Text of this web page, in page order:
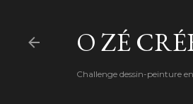
O ZÉ
Challenge dessin-peinture